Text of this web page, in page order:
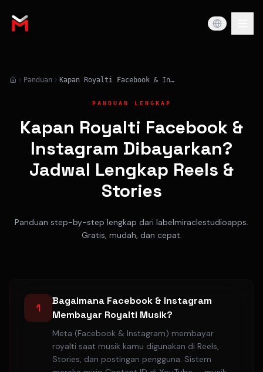
Panduan Kapan Royalti Facebook & Instagram Dibayarkan? Jadwal Lengkap Reels & Stories
PANDUAN LENGKAP
Kapan Royalti Facebook &
Instagram Dibayarkan?
Jadwal Lengkap Reels &
Stories
Panduan step-by-step lengkap dari labelmiraclestudioapps.
Gratis, mudah, dan cepat.
1
Bagaimana Facebook & Instagram
Membayar Royalti Musik?
Meta (Facebook & Instagram) membayar
royalti saat musik kamu digunakan di Reels,
Stories, dan postingan pengguna. Sistem